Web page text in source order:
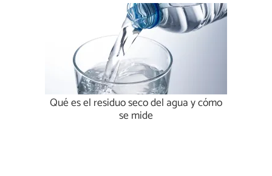
Qué es el residuo seco del agua y cómo
se mide